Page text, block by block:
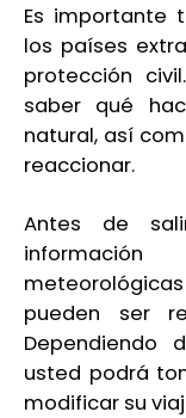
Es importante
los países
protección
saber qué
natural, así
reaccionar.
Antes de
pueden ser
Dependiendo
usted podrá
modificar su